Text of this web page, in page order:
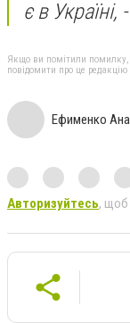
є в
Якщо ви помітили помилку,
повідомити про це редакцію
Ефименко
Авторизуйтесь, щоб